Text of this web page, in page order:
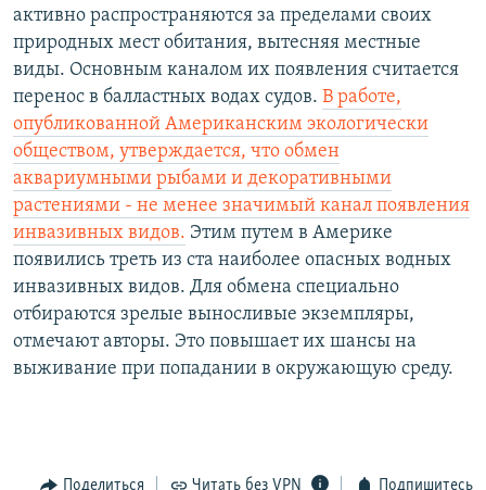
активно распространяются за пределами своих
природных мест обитания, вытесняя местные
виды. Основным каналом их появления считается
перенос в балластных водах судов. В работе,
опубликованной Американским экологически
обществом, утверждается, что обмен
аквариумными рыбами и декоративными
растениями - не менее значимый канал появления
инвазивных видов. Этим путем в Америке
появились треть из ста наиболее опасных водных
инвазивных видов. Для обмена специально
отбираются зрелые выносливые экземпляры,
отмечают авторы. Это повышает их шансы на
выживание при попадании в окружающую среду.
Поделиться Читать без VPN Подпишитесь